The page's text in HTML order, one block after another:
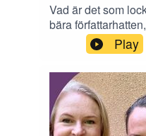
Vad är det som
bära
själva texten och
Också: hur livet
Årets bok, och den
Play